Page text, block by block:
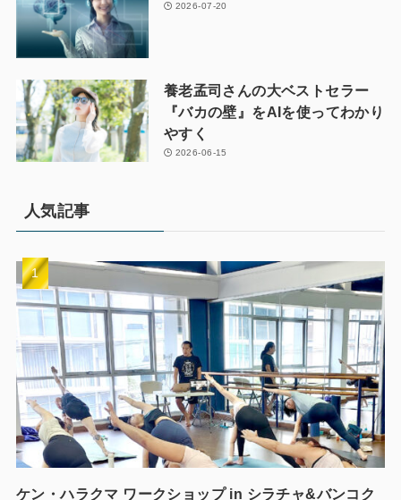
2026-07-20
養老孟司さんの大ベストセラー
『バカの壁』をAIを使ってわかり
やすく
2026-06-15
人気記事
ケン・ハラクマ ワークショップ in シラチャ&バンコク